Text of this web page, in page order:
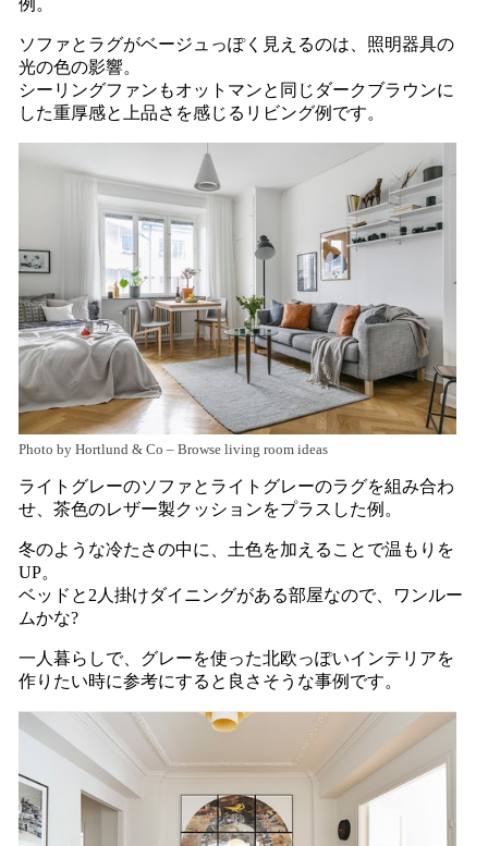
ソファとラグがベージュっぽく見えるのは、照明器具の
光の色の影響。
シーリングファンもオットマンと同じダークブラウンに
した重厚感と上品さを感じるリビング例です。
Photo by Hortlund & Co – Browse living room ideas
ライトグレーのソファとライトグレーのラグを組み合わ
せ、茶色のレザー製クッションをプラスした例。
冬のような冷たさの中に、土色を加えることで温もりを
UP。
ベッドと2人掛けダイニングがある部屋なので、ワンルー
ムかな?
一人暮らしで、グレーを使った北欧っぽいインテリアを
作りたい時に参考にすると良さそうな事例です。